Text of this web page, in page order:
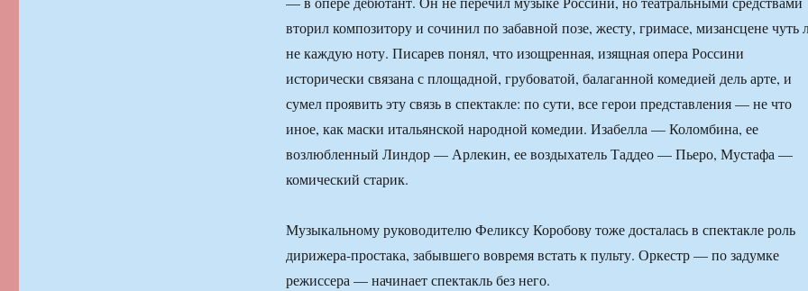
вторил композитору и сочинил по забавной позе, жесту, гримасе, мизансцене чуть
не каждую ноту. Писарев понял, что изощренная, изящная опера Россини
исторически связана с площадной, грубоватой, балаганной комедией дель арте, и
сумел проявить эту связь в спектакле: по сути, все герои представления — не что
иное, как маски итальянской народной комедии. Изабелла — Коломбина, ее
возлюбленный Линдор — Арлекин, ее воздыхатель Таддео — Пьеро, Мустафа —
комический старик.
Музыкальному руководителю Феликсу Коробову тоже досталась в спектакле роль
дирижера-простака, забывшего вовремя встать к пульту. Оркестр — по задумке
режиссера — начинает спектакль без него.